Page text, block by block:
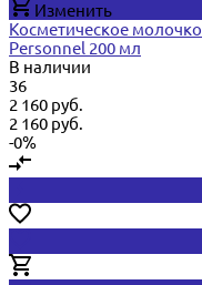
Изменить
Косметическое
Personnel 200 мл
В наличии
36
2 160 руб.
2 160 руб.
-0%